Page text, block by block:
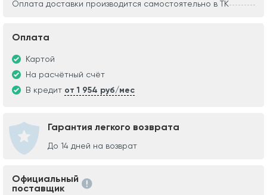
Оплата доставки производится самостоятельно в ТК
Оплата
Картой
На расчётный счёт
В кредит от 1 954 руб/мес
Гарантия легкого возврата
До 14 дней на возврат
Официальный
поставщик